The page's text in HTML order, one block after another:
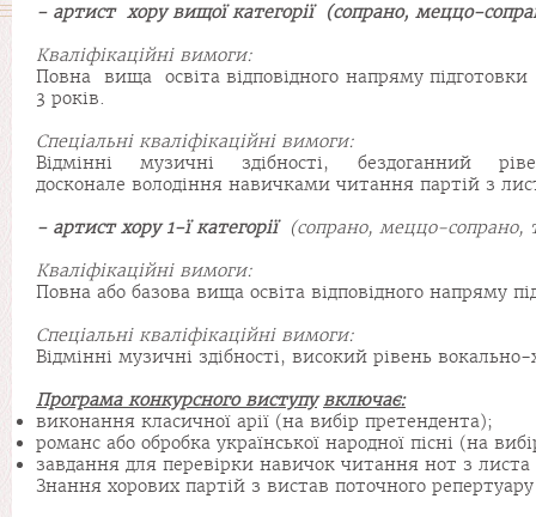
- артист хорувищої категорії(сопрано, меццо-
Кваліфікаційні вимоги:
Повна вища освіта відповідного напряму
3 років.
Спеціальні кваліфікаційні вимоги:
Відмінні музичні здібності, бездоганний
досконале володіння навичками читання партій з
- артист хору 1-їкатегорії (сопрано, меццо-сопрано,
Кваліфікаційні вимоги:
Повна або базова вища освіта відповідного напряму
Спеціальні кваліфікаційні вимоги:
Відмінні музичні здібності, високий рівень
Програмаконкурсноговиступу включає:
виконання класичної арії (на вибір претендента);
романс або обробка української народної пісні (на
завдання для перевірки навичок читання нот з листа
Знання хорових партій з вистав поточного